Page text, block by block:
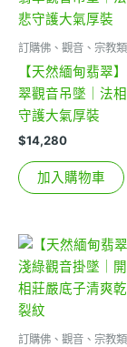
訂購佛、觀音、宗教
【天然緬甸翡翠
翠觀音吊墜｜法
守護大氣厚裝
$14,280
加入購物車
訂購佛、觀音、宗教